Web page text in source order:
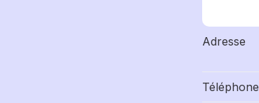
Adresse
Téléphone